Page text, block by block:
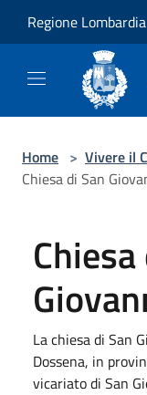
Regione Lombardia
Home > Vivere il
Chiesa di San
La chiesa di San
Dossena, in
vicariato di San